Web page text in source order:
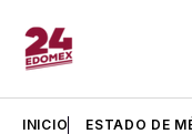
INICIO ESTADO DE